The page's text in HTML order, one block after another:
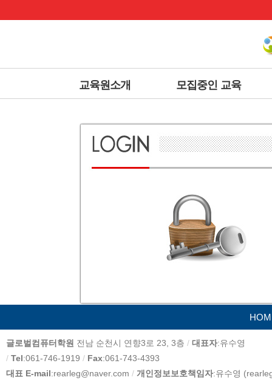
위
뉴
교육원소개 모집중인 교육
카
피
라
글로벌컴퓨터학원 전남 순천시 연향3로 23, 3층 / 대표자:유수영
/ Tel:061-746-1919 / Fax:061-743-4393
대표 E-mail:rearleg@naver.com / 개인정보보호책임자:유수영